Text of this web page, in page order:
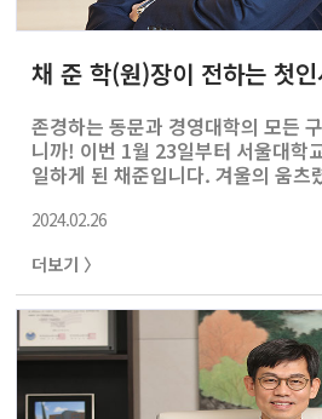
채 준 학(원)장이 전하는 첫
존경하는 동문과 경영대학의 모든
니까! 이번 1월 23일부터 서울대학
일하게 된 채준입니다. 겨울의 움츠
합니다. 우리 경영대학(원)도 이러한
게 출발해 보려 합니다. “창조적이고
임을 수행할 수 있는 세계적 지도자
류 연구 중심 경영대학” 서울대학
니다. 이는 전임 학장님들께서도 지
으로 장기적으로 우리의 나아갈 바
저 역시 이러한 비전을 현실에서 이
2024.02.26
더보기 〉